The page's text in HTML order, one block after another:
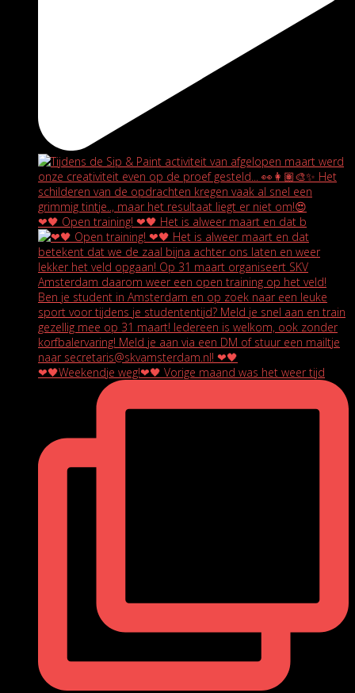
❤🖤 Open training! ❤🖤 Het is alweer maart en dat b
❤🖤Weekendje weg!❤🖤 Vorige maand was het weer tijd